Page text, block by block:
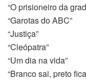
“O prisioneiro da
“Garotas do ABC”
“Justiça”
“Cleópatra”
“Um dia na vida”
“Branco sai, preto